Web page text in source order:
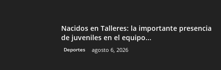
Nacidos en Talleres: la importante presencia
de juveniles en el equipo...
Deportes agosto 6, 2026